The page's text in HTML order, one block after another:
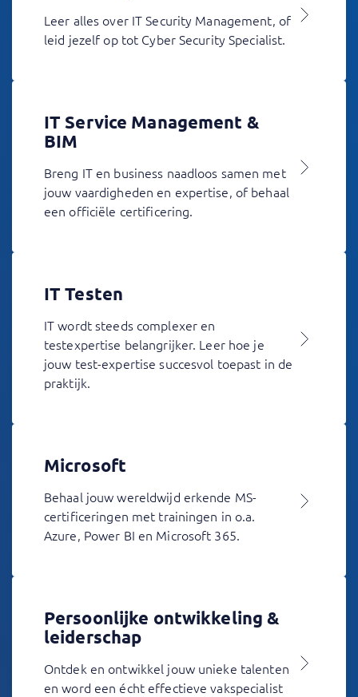
Leer alles over IT Security Management, of
leid jezelf op tot Cyber Security Specialist.
IT Service Management &
BIM
Breng IT en business naadloos samen met
jouw vaardigheden en expertise, of behaal
een officiële certificering.
IT Testen
IT wordt steeds complexer en
testexpertise belangrijker. Leer hoe je
jouw test-expertise succesvol toepast in de
praktijk.
Microsoft
Behaal jouw wereldwijd erkende MS-
certificeringen met trainingen in o.a.
Azure, Power BI en Microsoft 365.
Persoonlijke ontwikkeling &
leiderschap
Ontdek en ontwikkel jouw unieke talenten
en word een écht effectieve vakspecialist